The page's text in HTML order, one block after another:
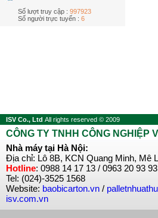
Số lượt truy cập : 997923
Số người trực tuyến : 6
ISV Co., Ltd All rights reserved © 2009
CÔNG TY TNHH CÔNG NGHIỆP
Nhà máy tại Hà Nội:
Địa chỉ: Lô 8B, KCN Quang Minh, Mê
Hotline: 0988 14 17 13 / 0963 20
Tel: (024)-3525 1568
Website: baobicarton.vn /
isv.com.vn